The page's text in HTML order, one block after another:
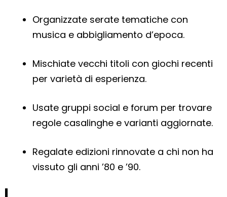
Organizzate serate tematiche con
musica e abbigliamento d’epoca.
Mischiate vecchi titoli con giochi recenti
per varietà di esperienza.
Usate gruppi social e forum per trovare
regole casalinghe e varianti aggiornate.
Regalate edizioni rinnovate a chi non ha
vissuto gli anni ’80 e ’90.